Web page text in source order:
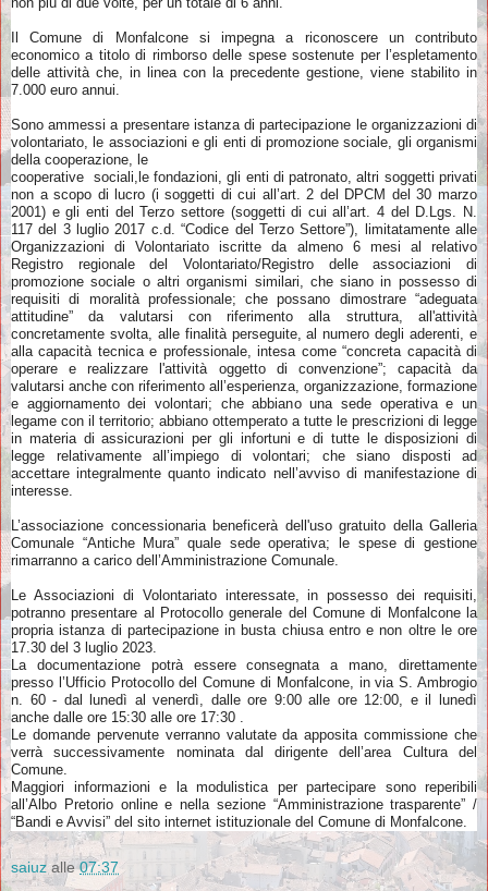
Il Comune di Monfalcone si impegna a riconoscere un contributo
economico a titolo di rimborso delle spese sostenute per l’espletamento
delle attività che, in linea con la precedente gestione, viene stabilito in
7.000 euro annui.
Sono ammessi a presentare istanza di partecipazione le organizzazioni di
volontariato, le associazioni e gli enti di promozione sociale, gli organismi
della cooperazione, le
cooperative sociali,le fondazioni, gli enti di patronato, altri soggetti privati
non a scopo di lucro (i soggetti di cui all’art. 2 del DPCM del 30 marzo
2001) e gli enti del Terzo settore (soggetti di cui all’art. 4 del D.Lgs. N.
117 del 3 luglio 2017 c.d. “Codice del Terzo Settore”), limitatamente alle
Organizzazioni di Volontariato iscritte da almeno 6 mesi al relativo
Registro regionale del Volontariato/Registro delle associazioni di
promozione sociale o altri organismi similari, che siano in possesso di
requisiti di moralità professionale; che possano dimostrare “adeguata
attitudine” da valutarsi con riferimento alla struttura, all'attività
concretamente svolta, alle finalità perseguite, al numero degli aderenti, e
alla capacità tecnica e professionale, intesa come “concreta capacità di
operare e realizzare l'attività oggetto di convenzione”; capacità da
valutarsi anche con riferimento all’esperienza, organizzazione, formazione
e aggiornamento dei volontari; che abbiano una sede operativa e un
legame con il territorio; abbiano ottemperato a tutte le prescrizioni di legge
in materia di assicurazioni per gli infortuni e di tutte le disposizioni di
legge relativamente all’impiego di volontari; che siano disposti ad
accettare integralmente quanto indicato nell’avviso di manifestazione di
interesse.
L’associazione concessionaria beneficerà dell'uso gratuito della Galleria
Comunale “Antiche Mura” quale sede operativa; le spese di gestione
rimarranno a carico dell’Amministrazione Comunale.
Le Associazioni di Volontariato interessate, in possesso dei requisiti,
potranno presentare al Protocollo generale del Comune di Monfalcone la
propria istanza di partecipazione in busta chiusa entro e non oltre le ore
17.30 del 3 luglio 2023.
La documentazione potrà essere consegnata a mano, direttamente
presso l’Ufficio Protocollo del Comune di Monfalcone, in via S. Ambrogio
n. 60 - dal lunedì al venerdì, dalle ore 9:00 alle ore 12:00, e il lunedì
anche dalle ore 15:30 alle ore 17:30 .
Le domande pervenute verranno valutate da apposita commissione che
verrà successivamente nominata dal dirigente dell’area Cultura del
Comune.
Maggiori informazioni e la modulistica per partecipare sono reperibili
all’Albo Pretorio online e nella sezione “Amministrazione trasparente” /
“Bandi e Avvisi” del sito internet istituzionale del Comune di Monfalcone.
saiuz alle07:37